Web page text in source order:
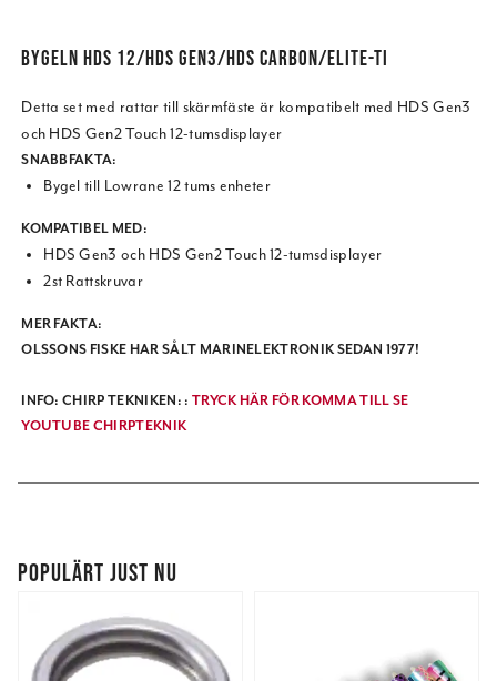
BYGELN HDS 12/HDS GEN3/HDS CARBON/ELITE-TI
Detta set med rattar till skärmfäste är kompatibelt med HDS Gen3
och HDS Gen2 Touch 12-tumsdisplayer
SNABBFAKTA:
Bygel till Lowrane 12 tums enheter
KOMPATIBEL MED:
HDS Gen3 och HDS Gen2 Touch 12-tumsdisplayer
2st Rattskruvar
MER FAKTA:
OLSSONS FISKE HAR SÅLT MARINELEKTRONIK SEDAN 1977!
INFO: CHIRP TEKNIKEN: : TRYCK HÄR FÖR KOMMA TILL SE
YOUTUBE CHIRPTEKNIK
POPULÄRT JUST NU